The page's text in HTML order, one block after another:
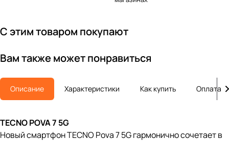
С этим товаром покупают
Вам также может понравиться
Описание Характеристики Как купить Оплата
TECNO POVA 7 5G
Новый смартфон TECNO Pova 7 5G гармонично сочетает в